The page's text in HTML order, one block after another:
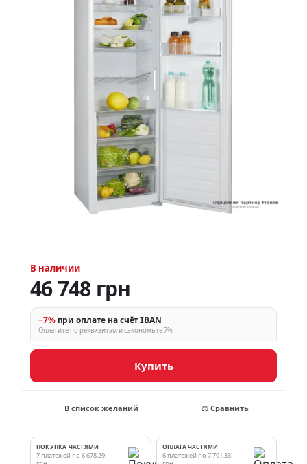
В наличии
46 748 грн
−7% при оплате на счёт IBAN
Оплатите по реквизитам и сэкономьте 7%
Купить
В список желаний ⚖ Сравнить
ПОКУПКА ЧАСТЯМИ
7 платежей по 6 678.29
ОПЛАТА ЧАСТЯМИ
6 платежей по 7 791.33